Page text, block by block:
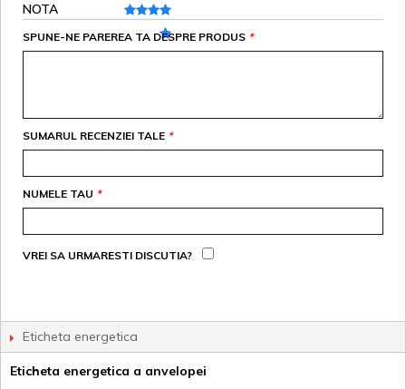
NOTA
*
SPUNE-NE PAREREA TA DESPRE PRODUS
*
SUMARUL RECENZIEI TALE
*
NUMELE TAU
VREI SA URMARESTI DISCUTIA?
Eticheta energetica
Eticheta energetica a anvelopei